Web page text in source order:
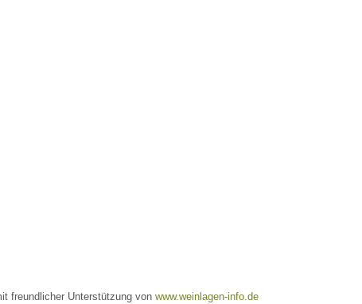
freundlicher Unterstützung von www.weinlagen-info.de